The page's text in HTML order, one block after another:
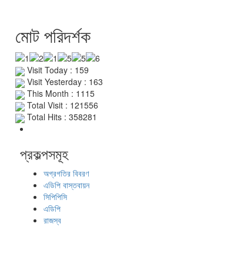
মোট পরিদর্শক
Visit Today : 159
Visit Yesterday : 163
This Month : 1115
Total Visit : 121556
Total Hits : 358281
প্রকল্পসমূহ
অগ্রগতির বিবরণ
এডিপি বাস্তবায়ন
সিপিপিসি
এডিপি
রাজস্ব